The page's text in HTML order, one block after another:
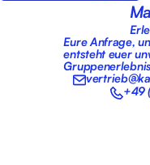
Eure Anfrage,
entsteht euer
+49